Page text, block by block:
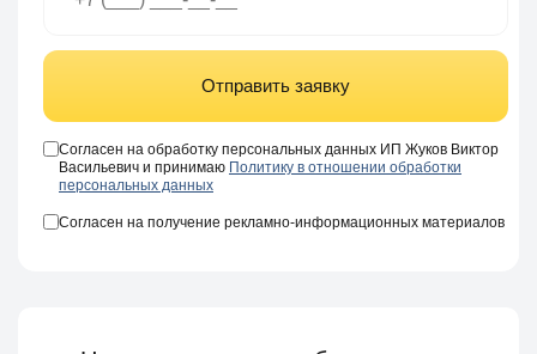
Отправить заявку
Согласен на обработку персональных данных ИП Жуков Виктор
Васильевич и принимаю Политику в отношении обработки
персональных данных
Согласен на получение рекламно-информационных материалов